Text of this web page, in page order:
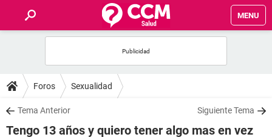
MENU
FOROS
SALUD
Foros Sexualidad
Tema Anterior Siguiente Tema
Tengo 13 años y quiero tener algo mas en vez